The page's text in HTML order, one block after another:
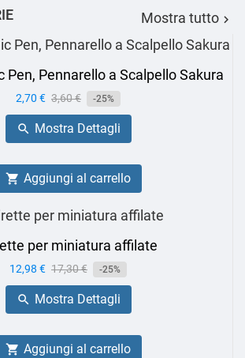
Mostra tutto 
Pen, Pennarello a Scalpello Sakura
Prezzo
2,70 € Prezzo
base
3,60 € -25%
 Mostra Dettagli
 Aggiungi al carrello
per miniatura affilate
Prezzo
12,98 € Prezzo
base
17,30 € -25%
 Mostra Dettagli
 Aggiungi al carrello